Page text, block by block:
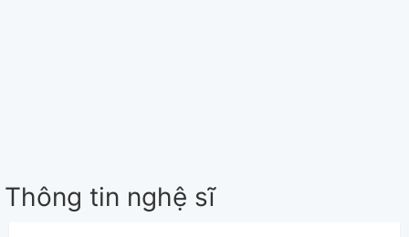
Thông tin nghệ sĩ